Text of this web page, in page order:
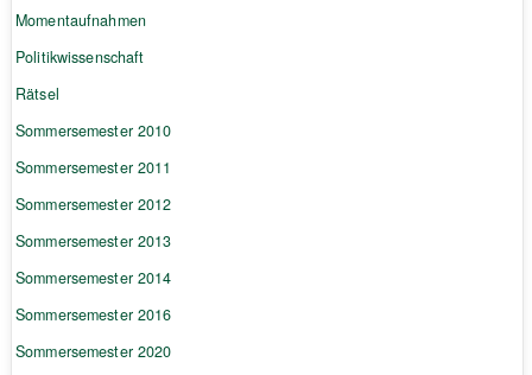
Momentaufnahmen
Politikwissenschaft
Rätsel
Sommersemester 2010
Sommersemester 2011
Sommersemester 2012
Sommersemester 2013
Sommersemester 2014
Sommersemester 2016
Sommersemester 2020